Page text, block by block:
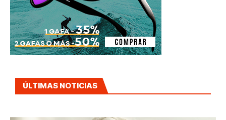
ÚLTIMAS NOTICIAS